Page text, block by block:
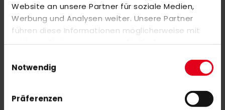
Website an unsere Partner für soziale Medien,
Werbung und Analysen weiter. Unsere Partner
führen diese Informationen möglicherweise mit
weiteren Daten zusammen, die Sie ihnen
Nutzung der Dienste gesammelt haben.
Notwendig
Präferenzen
BEWERTUNGEN
Markieren Sie die Artikel, um Sie dem Warenkorb hinzuzufügen
oderAlle auswählen